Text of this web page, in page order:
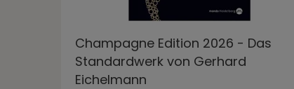
Champagne Edition 2026 - Das
Standardwerk von Gerhard
Eichelmann